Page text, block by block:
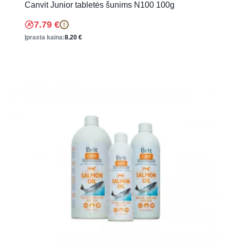
Canvit Junior tabletės šunims N100 100g
7.79 € !
Įprasta kaina:8.20 €